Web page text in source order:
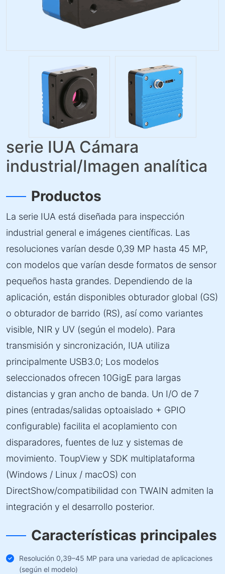
serie IUA Cámara
industrial/Imagen analítica
Productos
La serie IUA está diseñada para inspección
industrial general e imágenes científicas. Las
resoluciones varían desde 0,39 MP hasta 45 MP,
con modelos que varían desde formatos de sensor
pequeños hasta grandes. Dependiendo de la
aplicación, están disponibles obturador global (GS)
o obturador de barrido (RS), así como variantes
visible, NIR y UV (según el modelo). Para
transmisión y sincronización, IUA utiliza
principalmente USB3.0; Los modelos
seleccionados ofrecen 10GigE para largas
distancias y gran ancho de banda. Un I/O de 7
pines (entradas/salidas optoaislado + GPIO
configurable) facilita el acoplamiento con
disparadores, fuentes de luz y sistemas de
movimiento. ToupView y SDK multiplataforma
(Windows / Linux / macOS) con
DirectShow/compatibilidad con TWAIN admiten la
integración y el desarrollo posterior.
Características principales
Resolución 0,39–45 MP para una variedad de aplicaciones
(según el modelo)